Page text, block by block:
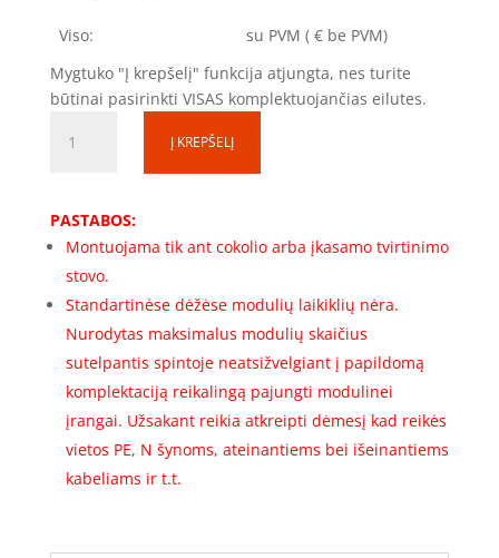
Viso: su PVM ( € be PVM)
Mygtuko "Į krepšelį" funkcija atjungta, nes turite
būtinai pasirinkti VISAS komplektuojančias eilutes.
kiekis:
Skirstomosios
rėmas
SS201060-
1R-
325
(2000x1000x600)
Komplektacija
Į KREPŠELĮ
PASTABOS:
Montuojama tik ant cokolio arba įkasamo tvirtinimo
stovo.
Standartinėse dėžėse modulių laikiklių nėra.
Nurodytas maksimalus modulių skaičius
sutelpantis spintoje neatsižvelgiant į papildomą
komplektaciją reikalingą pajungti modulinei
įrangai. Užsakant reikia atkreipti dėmesį kad reikės
vietos PE, N šynoms, ateinantiems bei išeinantiems
kabeliams ir t.t.